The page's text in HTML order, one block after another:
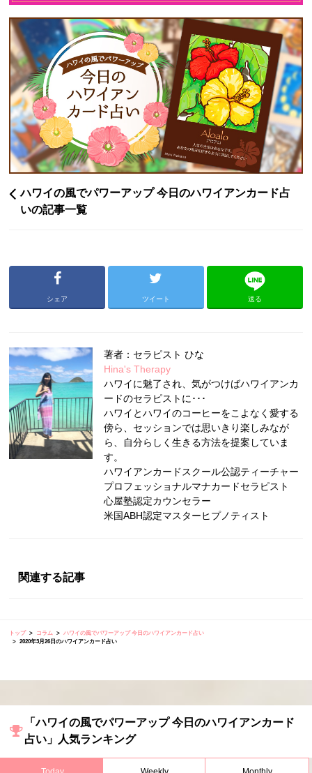
ハワイの風でパワーアップ 今日のハワイアンカード占
いの記事一覧
シェア ツイート 送る
著者：セラピスト ひな
Hina's Therapy
ハワイに魅了され、気がつけばハワイアンカ
ードのセラピストに･･･
ハワイとハワイのコーヒーをこよなく愛する
傍ら、セッションでは思いきり楽しみなが
ら、自分らしく生きる方法を提案していま
す。
ハワイアンカードスクール公認ティーチャー
プロフェッショナルマナカードセラピスト
心屋塾認定カウンセラー
米国ABH認定マスターヒプノティスト
関連する記事
トップ コラム
ハワイの風でパワーアップ 今日のハワイアンカード占い
2020年3月26日のハワイアンカード占い
「ハワイの風でパワーアップ 今日のハワイアンカード
占い」人気ランキング